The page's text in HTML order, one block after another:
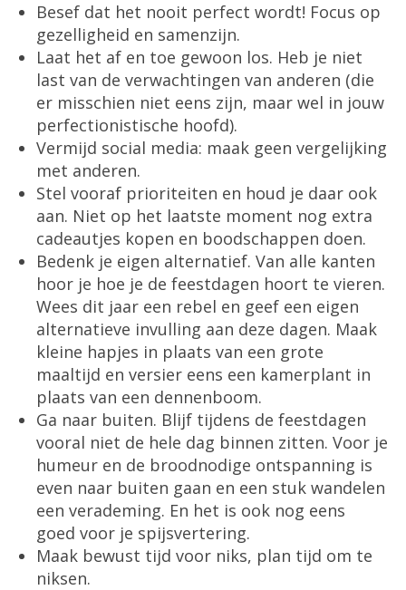
Besef dat het nooit perfect wordt! Focus op
gezelligheid en samenzijn.
Laat het af en toe gewoon los. Heb je niet
last van de verwachtingen van anderen (die
er misschien niet eens zijn, maar wel in jouw
perfectionistische hoofd).
Vermijd social media: maak geen vergelijking
met anderen.
Stel vooraf prioriteiten en houd je daar ook
aan. Niet op het laatste moment nog extra
cadeautjes kopen en boodschappen doen.
Bedenk je eigen alternatief. Van alle kanten
hoor je hoe je de feestdagen hoort te vieren.
Wees dit jaar een rebel en geef een eigen
alternatieve invulling aan deze dagen. Maak
kleine hapjes in plaats van een grote
maaltijd en versier eens een kamerplant in
plaats van een dennenboom.
Ga naar buiten. Blijf tijdens de feestdagen
vooral niet de hele dag binnen zitten. Voor je
humeur en de broodnodige ontspanning is
even naar buiten gaan en een stuk wandelen
een verademing. En het is ook nog eens
goed voor je spijsvertering.
Maak bewust tijd voor niks, plan tijd om te
niksen.